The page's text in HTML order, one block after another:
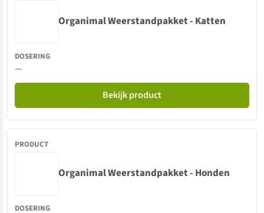
Organimal Weerstandpakket - Katten
—
Bekijk product
Organimal Weerstandpakket - Honden